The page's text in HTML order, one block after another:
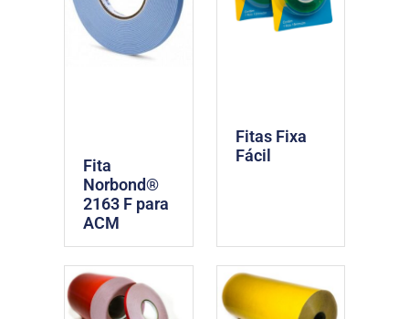
Fita
Norbond®
2163 F para
ACM
Fitas Fixa
Fácil